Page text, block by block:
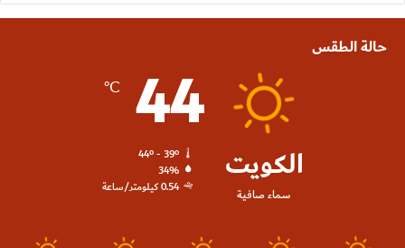
حالة الطقس
الكويت
سماء صافية
44
℃
44º - 39º
34%
0.54 كيلومتر/ساعة